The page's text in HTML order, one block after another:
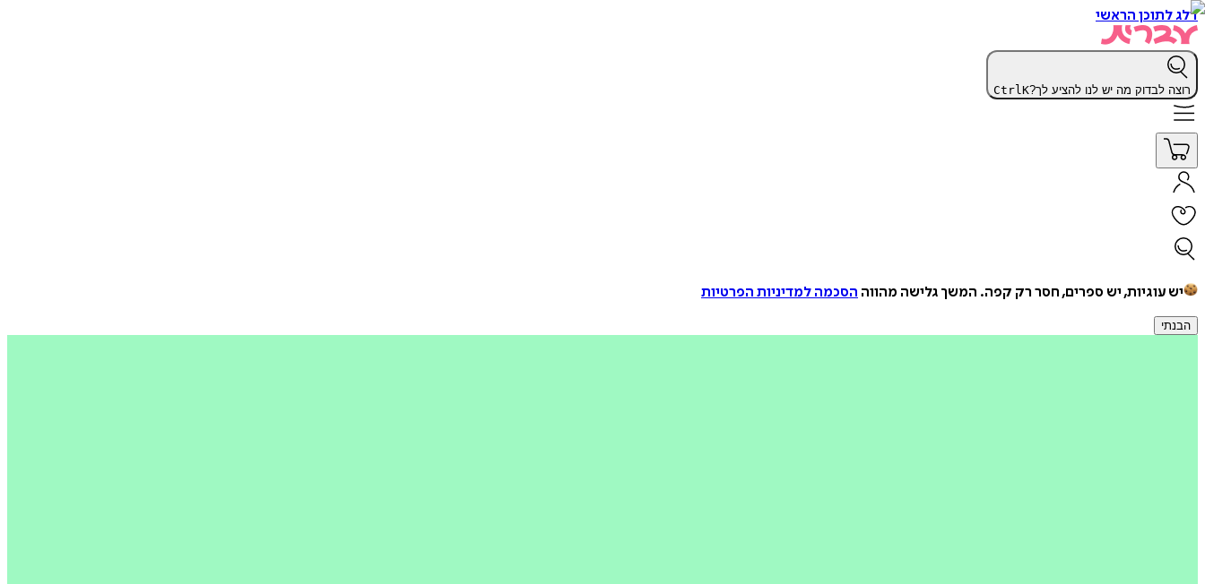
דלג לתוכן הראשי
רוצה לבדוק מה יש לנו להציע לך? CtrlK
יש עוגיות, יש ספרים, חסר רק קפה. המשך גלישה מהווה הסכמה למדיניות הפרטיות
הבנתי